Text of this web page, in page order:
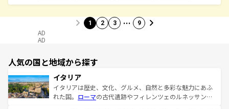
1 2 3 … 9
AD
AD
人気の国と地域から探す
イタリア
イタリアは歴史、文化、グルメ、自然と多彩な魅力にあふ
れた国。 ローマの古代遺跡やフィレンツェのルネッサンス